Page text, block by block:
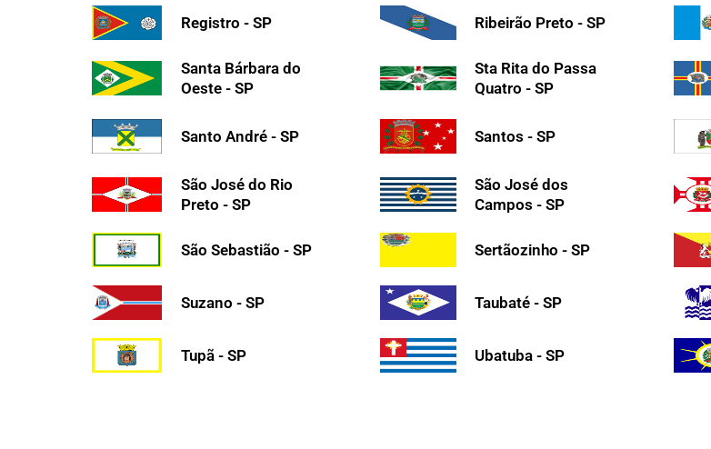
Registro - SP Ribeirão Preto - SP
Santa Bárbara do
Oeste - SP
Sta Rita do Passa
Quatro - SP
Santo André - SP Santos - SP
São José do Rio
Preto - SP
São José dos
Campos - SP
São Sebastião - SP Sertãozinho - SP
Suzano - SP Taubaté - SP
Tupã - SP Ubatuba - SP